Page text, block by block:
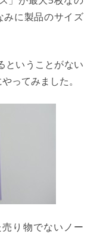
みに製品のサイズ
ということがない
ってみました。
り物でないノー